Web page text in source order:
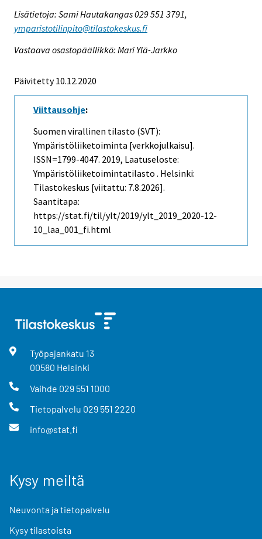
Lisätietoja: Sami Hautakangas 029 551 3791,
ymparistotilinpito@tilastokeskus.fi
Vastaava osastopäällikkö: Mari Ylä-Jarkko
Päivitetty 10.12.2020
Viittausohje:
Suomen virallinen tilasto (SVT):
Ympäristöliiketoiminta [verkkojulkaisu].
ISSN=1799-4047. 2019, Laatuseloste:
Ympäristöliiketoimintatilasto . Helsinki:
Tilastokeskus [viitattu: 7.8.2026].
Saantitapa:
https://stat.fi/til/ylt/2019/ylt_2019_2020-12-
10_laa_001_fi.html
Työpajankatu 13
00580 Helsinki
Vaihde 029 551 1000
Tietopalvelu 029 551 2220
info@stat.fi
Kysy meiltä
Neuvonta ja tietopalvelu
Kysy tilastoista